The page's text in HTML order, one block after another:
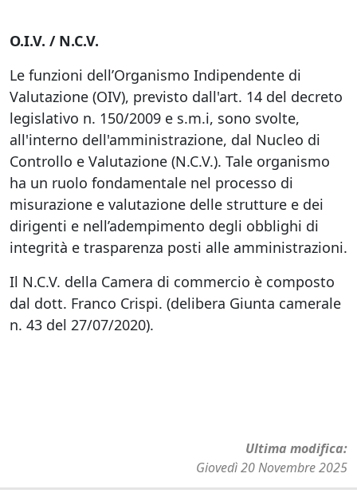
O.I.V. / N.C.V.
Le funzioni dell’Organismo Indipendente di
Valutazione (OIV), previsto dall'art. 14 del decreto
legislativo n. 150/2009 e s.m.i, sono svolte,
all'interno dell'amministrazione, dal Nucleo di
Controllo e Valutazione (N.C.V.). Tale organismo
ha un ruolo fondamentale nel processo di
misurazione e valutazione delle strutture e dei
dirigenti e nell’adempimento degli obblighi di
integrità e trasparenza posti alle amministrazioni.
Il N.C.V. della Camera di commercio è composto
dal dott. Franco Crispi. (delibera Giunta camerale
n. 43 del 27/07/2020).
Ultima modifica
Giovedì 20 Novembre 2025